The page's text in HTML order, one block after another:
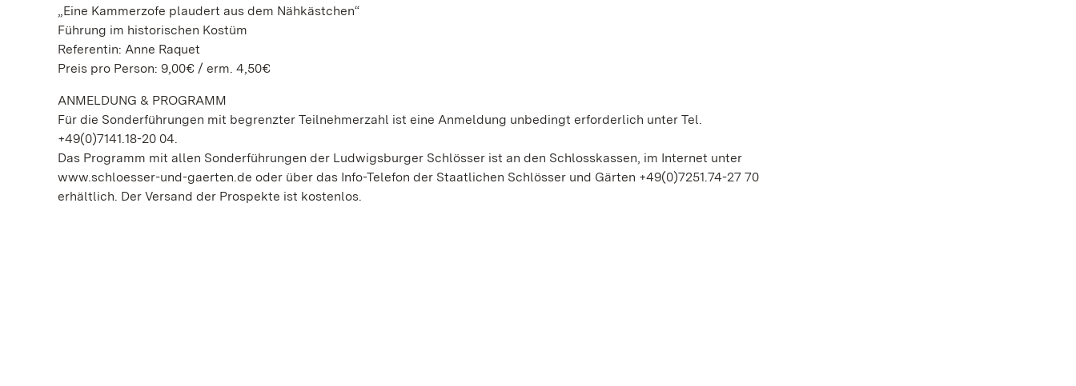
„Eine Kammerzofe plaudert aus dem Nähkästchen“
Führung im historischen Kostüm
Referentin: Anne Raquet
Preis pro Person: 9,00€ / erm. 4,50€
ANMELDUNG & PROGRAMM
Für die Sonderführungen mit begrenzter Teilnehmerzahl ist eine Anmeldung unbedingt erforderlich unter Tel.
+49(0)7141.18-20 04.
Das Programm mit allen Sonderführungen der Ludwigsburger Schlösser ist an den Schlosskassen, im Internet unter
www.schloesser-und-gaerten.de oder über das Info-Telefon der Staatlichen Schlösser und Gärten +49(0)7251.74-27 70
erhältlich. Der Versand der Prospekte ist kostenlos.